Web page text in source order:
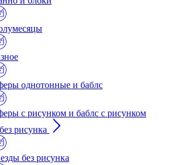
однотонные и баблс
с рисунком и баблс с рисунком
рисунка
без рисунка